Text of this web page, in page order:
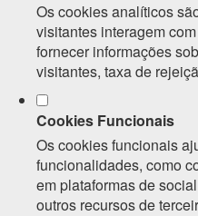
Os cookies analíticos
visitantes interagem
fornecer informações
visitantes, taxa de
Cookies Funcionais
Os cookies funcionais
funcionalidades, como
em plataformas de
outros recursos de